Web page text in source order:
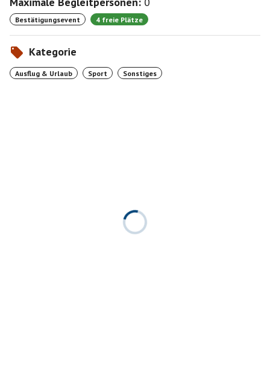
Bestätigungsevent 4 freie Plätze
Kategorie
Ausflug & Urlaub Sport Sonstiges